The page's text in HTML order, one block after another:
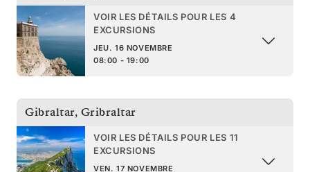
VOIR LES DÉTAILS POUR LES 4
EXCURSIONS
JEU. 16 NOVEMBRE
08:00 - 19:00
Gibraltar, Gribraltar
VOIR LES DÉTAILS POUR LES 11
EXCURSIONS
VEN. 17 NOVEMBRE